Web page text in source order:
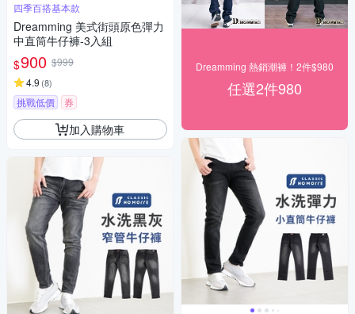
四季百搭基本款
Dreamming 美式街頭原色彈力
中直筒牛仔褲-3入組
$900 $999
4.9 (8)
挑戰低價 券
加入購物車
Dreamming 熱銷潮褲！2件$980
任選2件980